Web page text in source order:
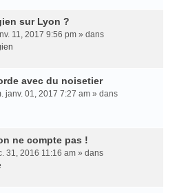
sur Lyon ?
11, 2017 9:56 pm » dans
avec du noisetier
janv. 01, 2017 7:27 am » dans
ne compte pas !
31, 2016 11:16 am » dans